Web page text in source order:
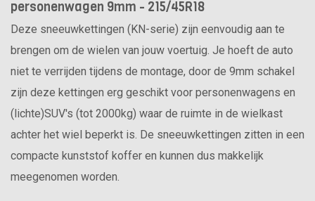
personenwagen 9mm - 215/45R18
Deze sneeuwkettingen (KN-serie) zijn eenvoudig aan te
brengen om de wielen van jouw voertuig. Je hoeft de auto
niet te verrijden tijdens de montage, door de 9mm schakel
zijn deze kettingen erg geschikt voor personenwagens en
(lichte)SUV's (tot 2000kg) waar de ruimte in de wielkast
achter het wiel beperkt is. De sneeuwkettingen zitten in een
compacte kunststof koffer en kunnen dus makkelijk
meegenomen worden.